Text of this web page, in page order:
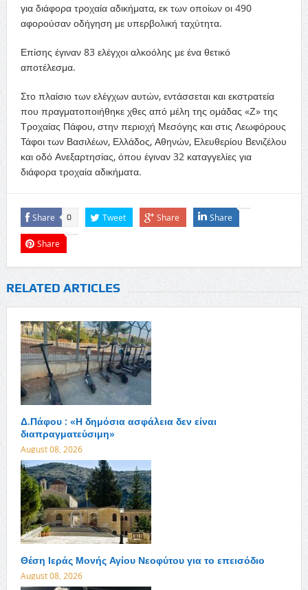
για διάφορα τροχαία αδικήματα, εκ των οποίων οι 490
αφορούσαν οδήγηση με υπερβολική ταχύτητα.
Επίσης έγιναν 83 ελέγχοι αλκοόλης με ένα θετικό
αποτέλεσμα.
Στο πλαίσιο των ελέγχων αυτών, εντάσσεται και εκστρατεία
που πραγματοποιήθηκε χθες από μέλη της ομάδας «Ζ» της
Τροχαίας Πάφου, στην περιοχή Μεσόγης και στις Λεωφόρους
Τάφοι των Βασιλέων, Ελλάδος, Αθηνών, Ελευθερίου Βενιζέλου
και οδό Ανεξαρτησίας, όπου έγιναν 32 καταγγελίες για
διάφορα τροχαία αδικήματα.
Share 0 Tweet Share Share
Share
RELATED ARTICLES
Δ.Πάφου : «Η δημόσια ασφάλεια δεν είναι
διαπραγματεύσιμη»
August 08, 2026
Θέση Ιεράς Μονής Αγίου Νεοφύτου για το επεισόδιο
August 08, 2026